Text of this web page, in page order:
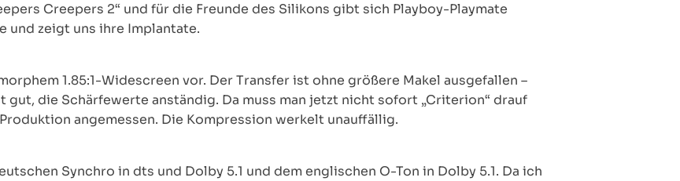
Creepers 2“ und für die Freunde des Silikons gibt sich Playboy-Playmate
und zeigt uns ihre Implantate.
1.85:1-Widescreen vor. Der Transfer ist ohne größere Makel ausgefallen –
gut, die Schärfewerte anständig. Da muss man jetzt nicht sofort „Criterion“ drauf
angemessen. Die Kompression werkelt unauffällig.
Synchro in dts und Dolby 5.1 und dem englischen O-Ton in Dolby 5.1. Da ich